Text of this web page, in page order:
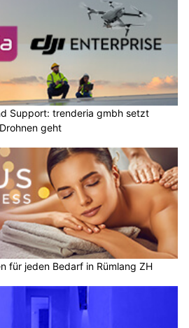
Support: trenderia gmbh setzt
geht
für jeden Bedarf in Rümlang ZH